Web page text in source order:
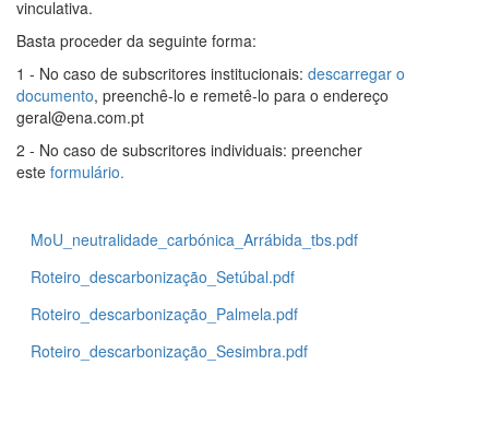
vinculativa.
Basta proceder da seguinte forma:
1 - No caso de subscritores institucionais: descarregar o
documento, preenchê-lo e remetê-lo para o endereço
geral@ena.com.pt
2 - No caso de subscritores individuais: preencher
este formulário.
MoU_neutralidade_carbónica_Arrábida_tbs.pdf
Roteiro_descarbonização_Setúbal.pdf
Roteiro_descarbonização_Palmela.pdf
Roteiro_descarbonização_Sesimbra.pdf